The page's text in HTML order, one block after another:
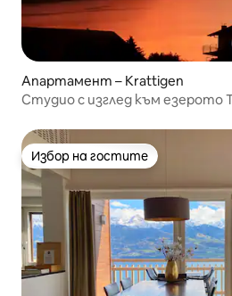
Апартамент – Krattigen
Студио с изглед към езерото
Избор на гостите
Избор на гостите